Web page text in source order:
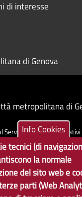
di interesse
di Genova
metropolitana di
Servizio Sistemi Informativi
Info Cookies
tecnici (di
la normale
del sito web e
parti (Web